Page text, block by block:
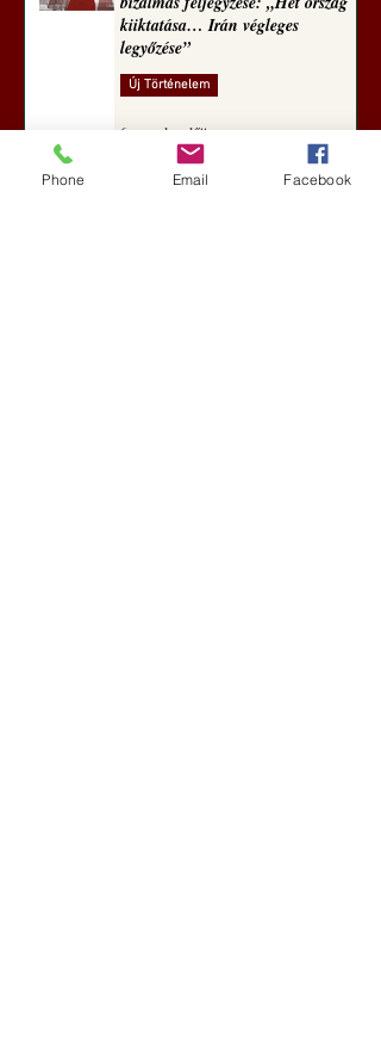
kiiktatása… Irán végleges
legyőzése”
Új Történelem
6 nappal ezelőtt
Geostratégiai dosszié: a háború,
Phone Email Facebook